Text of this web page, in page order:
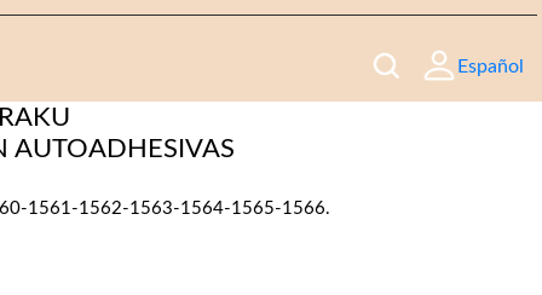
Español
AUTOADHESIVAS
1561-1562-1563-1564-1565-1566.